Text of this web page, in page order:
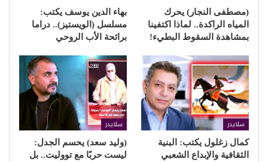
(مصطفى النجار) يحرك
المياه الراكدة.. لماذا اكتفينا
بمشاهدة السقوط البطيء!
بهاء الدين يوسف يكتب:
مسلسل (الويستيز).. دراما
برائحة الأب الروحي
سلايدر
كمال زغلول يكتب: البنية
الثقافية والإبداع الشعبي
سلايدر
(وليد سعد) يحسم الجدل:
ليست حربًا مع تووليت.. بل